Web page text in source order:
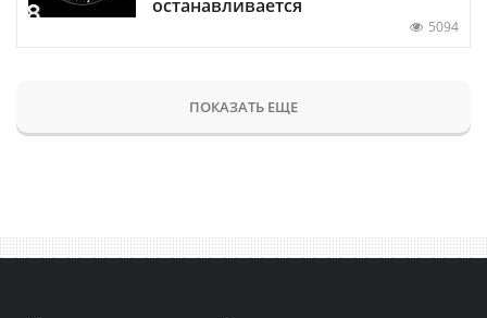
останавливается
5094
ПОКАЗАТЬ ЕЩЕ